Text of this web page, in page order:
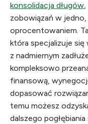
konsolidacja długów
zobowiązań w
oprocentowaniem.
która specjalizuje
z nadmiernym
kompleksowo
finansową,
dopasować
temu możesz
dalszego